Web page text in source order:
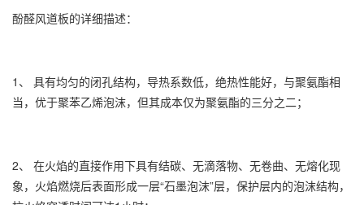
酚醛风道板的详细描述：
1、 具有均匀的闭孔结构，导热系数低，绝热性能好，与聚氨酯相
当，优于聚苯乙烯泡沫，但其成本仅为聚氨酯的三分之二；
2、 在火焰的直接作用下具有结碳、无滴落物、无卷曲、无熔化现
象，火焰燃烧后表面形成一层“石墨泡沫”层，保护层内的泡沫结构，